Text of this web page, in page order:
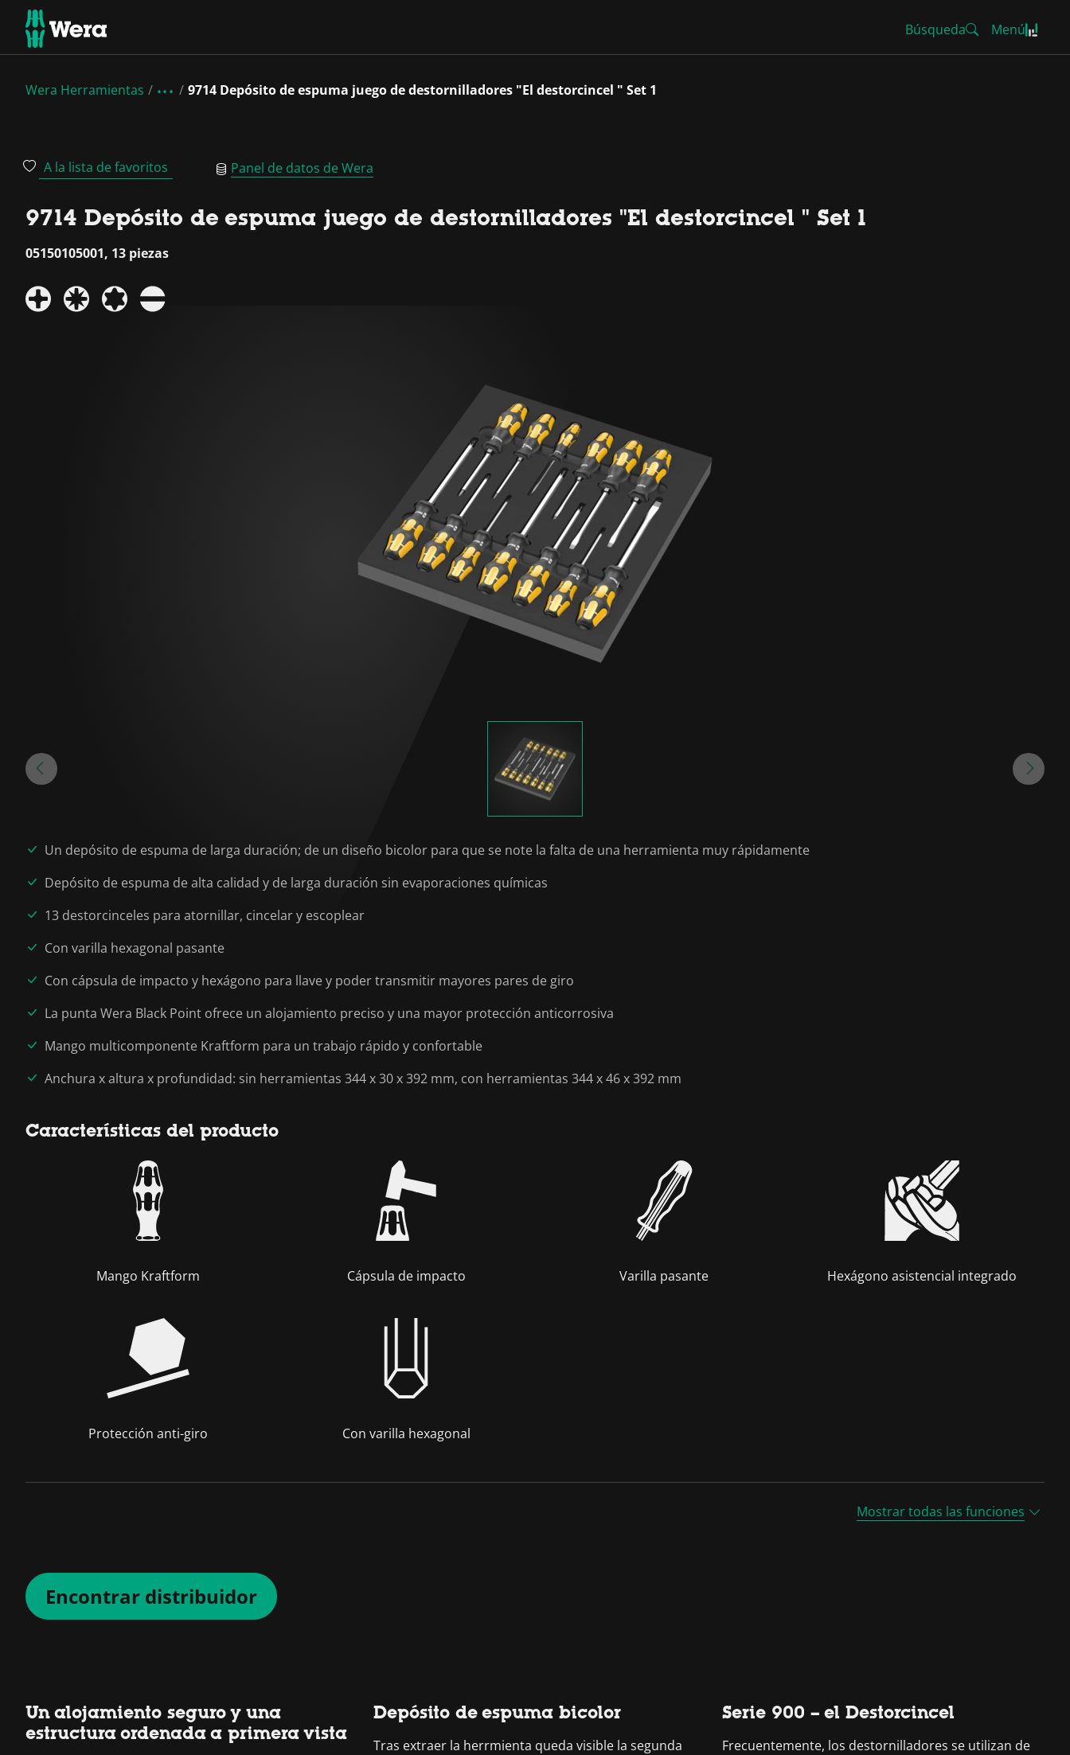
Búsqueda Menú
Wera Herramientas 9714 Depósito de espuma juego de destornilladores "El destorcincel " Set 1
A la lista de favoritos Panel de datos de Wera
9714 Depósito de espuma juego de destornilladores "El destorcincel " Set 1
05150105001, 13 piezas
Un depósito de espuma de larga duración; de un diseño bicolor para que se note la falta de una herramienta muy rápidamente
Depósito de espuma de alta calidad y de larga duración sin evaporaciones químicas
13 destorcinceles para atornillar, cincelar y escoplear
Con varilla hexagonal pasante
Con cápsula de impacto y hexágono para llave y poder transmitir mayores pares de giro
La punta Wera Black Point ofrece un alojamiento preciso y una mayor protección anticorrosiva
Mango multicomponente Kraftform para un trabajo rápido y confortable
Anchura x altura x profundidad: sin herramientas 344 x 30 x 392 mm, con herramientas 344 x 46 x 392 mm
Características del producto
Mango Kraftform Cápsula de impacto Varilla pasante Hexágono asistencial integrado
Protección anti-giro Con varilla hexagonal
Mostrar todas las funciones
Encontrar distribuidor
Un alojamiento seguro y una
estructura ordenada a primera vista
Depósito de espuma bicolor
Tras extraer la herrmienta queda visible la segunda
Serie 900 – el Destorcincel
Frecuentemente, los destornilladores se utilizan de